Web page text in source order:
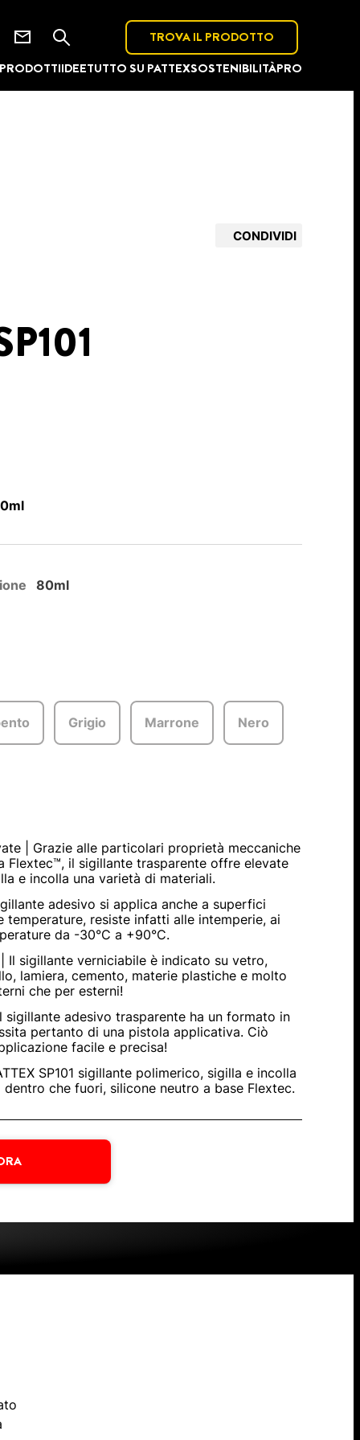
PRODOTTIIDEETUTTO SU PATTEXSOSTENIBILITÀPRO
TROVA IL PRODOTTO
CONDIVIDI
80ml
Grigio Marrone Nero
| Grazie alle particolari proprietà meccaniche
Flextec™, il sigillante trasparente offre elevate
e incolla una varietà di materiali.
adesivo si applica anche a superfici
temperature, resiste infatti alle intemperie, ai
da -30°C a +90°C.
Il sigillante verniciabile è indicato su vetro,
lamiera, cemento, materie plastiche e molto
che per esterni!
sigillante adesivo trasparente ha un formato in
pertanto di una pistola applicativa. Ciò
facile e precisa!
SP101 sigillante polimerico, sigilla e incolla
che fuori, silicone neutro a base Flextec.